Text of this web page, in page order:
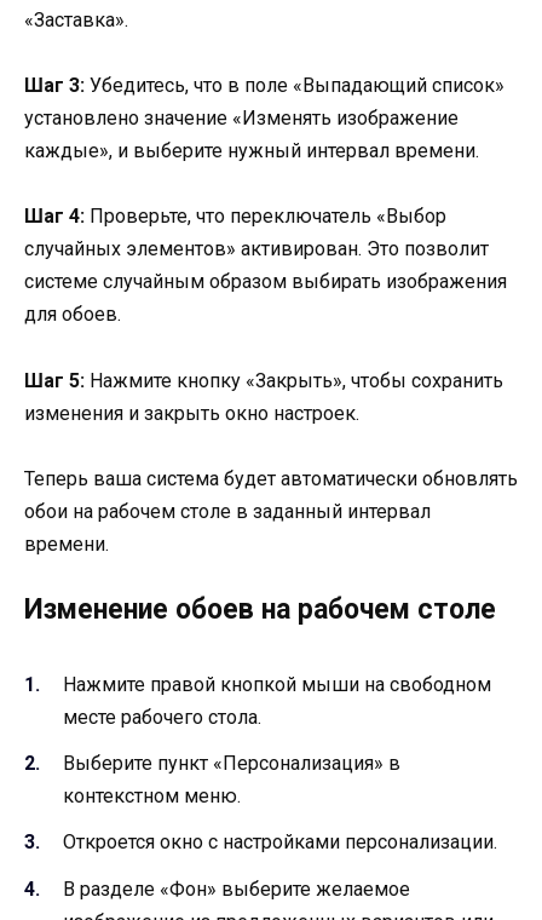
«Заставка».
Шаг 3: Убедитесь, что в поле «Выпадающий список»
установлено значение «Изменять изображение
каждые», и выберите нужный интервал времени.
Шаг 4: Проверьте, что переключатель «Выбор
случайных элементов» активирован. Это позволит
системе случайным образом выбирать изображения
для обоев.
Шаг 5: Нажмите кнопку «Закрыть», чтобы сохранить
изменения и закрыть окно настроек.
Теперь ваша система будет автоматически обновлять
обои на рабочем столе в заданный интервал
времени.
Изменение обоев на рабочем столе
Нажмите правой кнопкой мыши на свободном
месте рабочего стола.
Выберите пункт «Персонализация» в
контекстном меню.
Откроется окно с настройками персонализации.
В разделе «Фон» выберите желаемое